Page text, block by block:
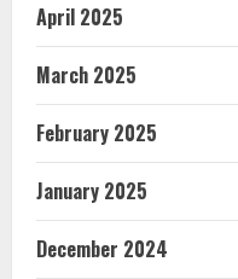
April 2025
March 2025
February 2025
January 2025
December 2024